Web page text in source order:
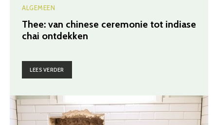
ALGEMEEN
Thee: van chinese ceremonie tot indiase
chai ontdekken
LEES VERDER